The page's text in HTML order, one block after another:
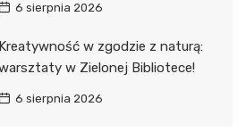
6 sierpnia 2026
Kreatywność w zgodzie z naturą:
w Zielonej Bibliotece!
6 sierpnia 2026